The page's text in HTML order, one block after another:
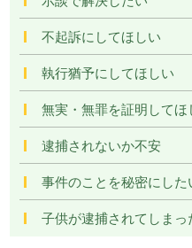
不起訴にしてほしい
執行猶予にしてほしい
無実・無罪を証明してほ
逮捕されないか不安
事件のことを秘密にした
子供が逮捕されてしまっ